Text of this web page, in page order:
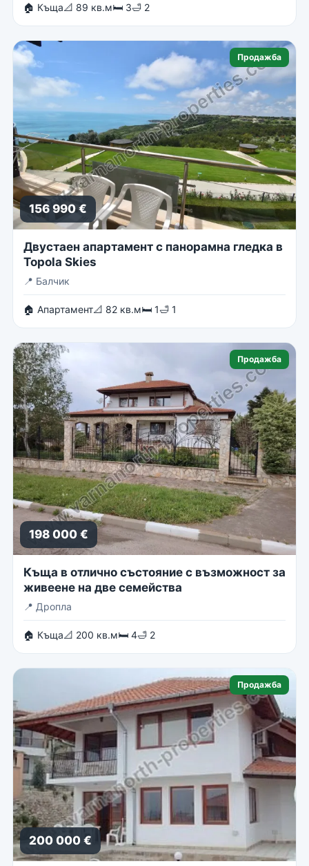
🏠 Къща📐 89 кв.м🛏 3🛁 2
Продажба
156 990 €
Двустаен апартамент с панорамна гледка в
Topola Skies
📍 Балчик
🏠 Апартамент📐 82 кв.м🛏 1🛁 1
Продажба
198 000 €
Къща в отлично състояние с възможност за
живеене на две семейства
📍 Дропла
🏠 Къща📐 200 кв.м🛏 4🛁 2
Продажба
200 000 €